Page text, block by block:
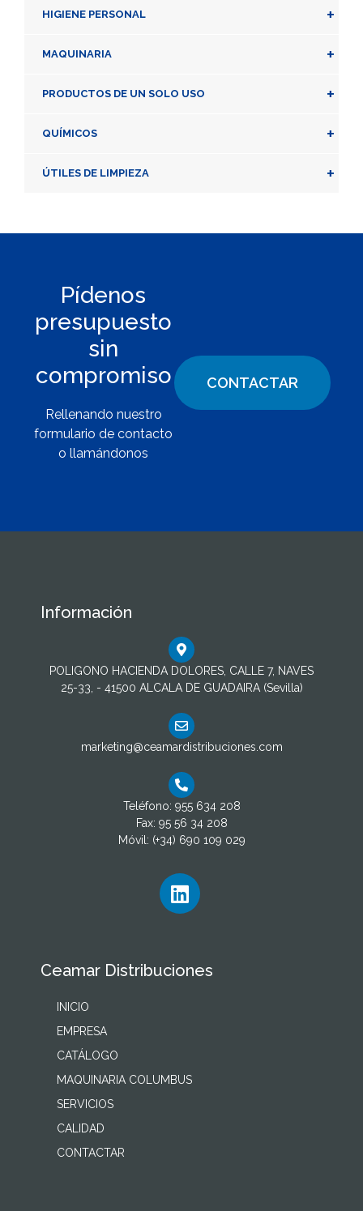
+
HIGIENE PERSONAL
+
MAQUINARIA
+
PRODUCTOS DE UN SOLO USO
+
QUÍMICOS
+
ÚTILES DE LIMPIEZA
Pídenos
presupuesto
sin
compromiso
Rellenando nuestro
formulario de contacto
o llamándonos
CONTACTAR
Información
POLIGONO HACIENDA DOLORES, CALLE 7, NAVES
25-33, - 41500 ALCALA DE GUADAIRA (Sevilla)
marketing@ceamardistribuciones.com
Teléfono: 955 634 208
Fax: 95 56 34 208
Móvil: (+34) 690 109 029
Ceamar Distribuciones
INICIO
EMPRESA
CATÁLOGO
MAQUINARIA COLUMBUS
SERVICIOS
CALIDAD
CONTACTAR